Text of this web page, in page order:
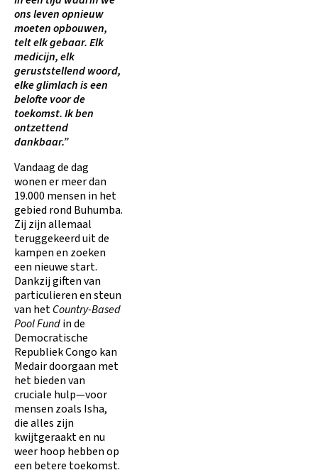
ons leven opnieuw
moeten opbouwen,
telt elk gebaar. Elk
medicijn, elk
geruststellend woord,
elke glimlach is een
belofte voor de
toekomst. Ik ben
ontzettend
dankbaar.”
Vandaag de dag
wonen er meer dan
19.000 mensen in het
gebied rond Buhumba.
Zij zijn allemaal
teruggekeerd uit de
kampen en zoeken
een nieuwe start.
Dankzij giften van
particulieren en steun
van hetCountry-Based
Pool Fundin de
Democratische
Republiek Congo kan
Medair doorgaan met
het bieden van
cruciale hulp—voor
mensen zoals Isha,
die alles zijn
kwijtgeraakt en nu
weer hoop hebben op
een betere toekomst.